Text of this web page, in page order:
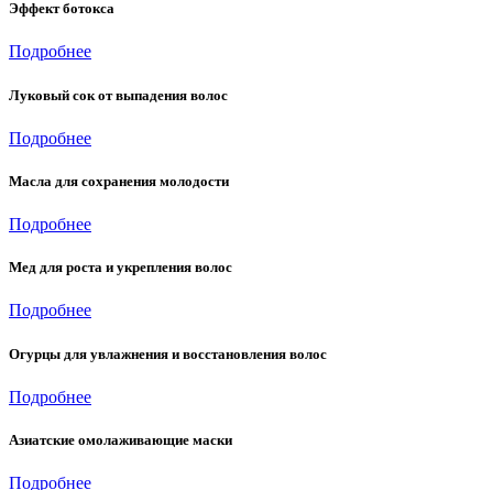
Эффект ботокса
Подробнее
Луковый сок от выпадения волос
Подробнее
Масла для сохранения молодости
Подробнее
Мед для роста и укрепления волос
Подробнее
Огурцы для увлажнения и восстановления волос
Подробнее
Азиатские омолаживающие маски
Подробнее